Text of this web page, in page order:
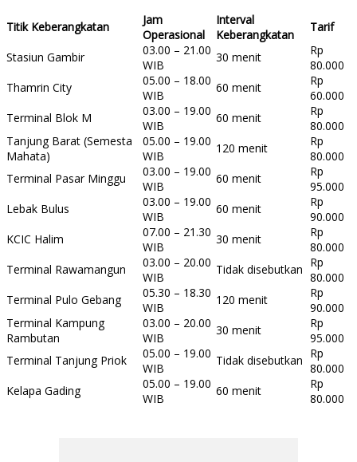
Titik Keberangkatan
Jam
Operasional
Interval
Keberangkatan
Tarif
Stasiun Gambir
03.00 – 21.00
WIB
30 menit
Rp
80.000
Thamrin City
05.00 – 18.00
WIB
60 menit
Rp
60.000
Terminal Blok M
03.00 – 19.00
WIB
60 menit
Rp
80.000
Tanjung Barat (Semesta
Mahata)
05.00 – 19.00
WIB
120 menit
Rp
80.000
Terminal Pasar Minggu
03.00 – 19.00
WIB
60 menit
Rp
95.000
Lebak Bulus
03.00 – 19.00
WIB
60 menit
Rp
90.000
KCIC Halim
07.00 – 21.30
WIB
30 menit
Rp
80.000
Terminal Rawamangun
03.00 – 20.00
WIB
Tidak disebutkan Rp
80.000
Terminal Pulo Gebang
05.30 – 18.30
WIB
120 menit
Rp
90.000
Terminal Kampung
Rambutan
03.00 – 20.00
WIB
30 menit
Rp
95.000
Terminal Tanjung Priok
05.00 – 19.00
WIB
Tidak disebutkan Rp
80.000
Kelapa Gading
05.00 – 19.00
WIB
60 menit
Rp
80.000